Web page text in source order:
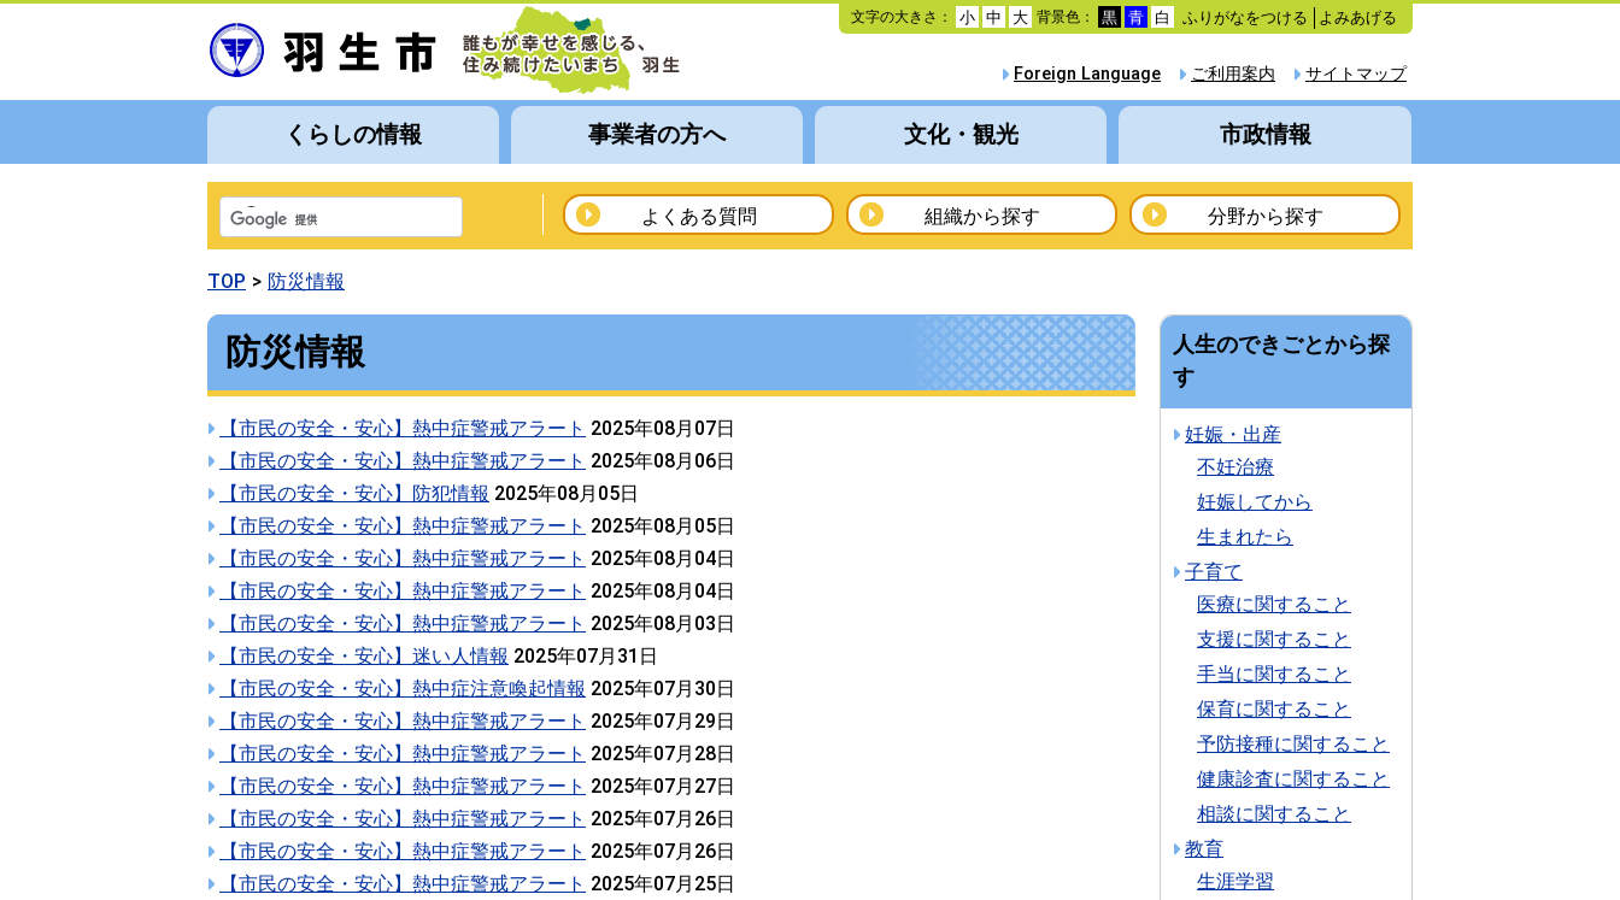
本
文
動
文字の大きさ： 小 中 大 背景色： 黒 青 白 ふりがなをつける よみあげる
サイトマップ
ご利用案内
Foreign Language
くらしの情報 事業者の方へ 文化・観光 市政情報
よくある質問 組織から探す 分野から探す
TOP 防災情報
防災情報
【市民の安全・安心】熱中症警戒アラート 2025年08月07日
【市民の安全・安心】熱中症警戒アラート 2025年08月06日
【市民の安全・安心】防犯情報 2025年08月05日
【市民の安全・安心】熱中症警戒アラート 2025年08月05日
【市民の安全・安心】熱中症警戒アラート 2025年08月04日
【市民の安全・安心】熱中症警戒アラート 2025年08月04日
【市民の安全・安心】熱中症警戒アラート 2025年08月03日
【市民の安全・安心】迷い人情報 2025年07月31日
【市民の安全・安心】熱中症注意喚起情報 2025年07月30日
【市民の安全・安心】熱中症警戒アラート 2025年07月29日
【市民の安全・安心】熱中症警戒アラート 2025年07月28日
【市民の安全・安心】熱中症警戒アラート 2025年07月27日
【市民の安全・安心】熱中症警戒アラート 2025年07月26日
【市民の安全・安心】熱中症警戒アラート 2025年07月26日
【市民の安全・安心】熱中症警戒アラート 2025年07月25日
人生のできごとから探
す
妊娠・出産
不妊治療
妊娠してから
生まれたら
子育て
医療に関すること
支援に関すること
手当に関すること
保育に関すること
予防接種に関すること
健康診査に関すること
相談に関すること
教育
生涯学習